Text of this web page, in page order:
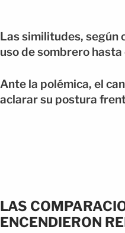
Las similitudes, según
uso de sombrero
Ante la polémica, el
aclarar su postura
LAS
ENCENDIERON